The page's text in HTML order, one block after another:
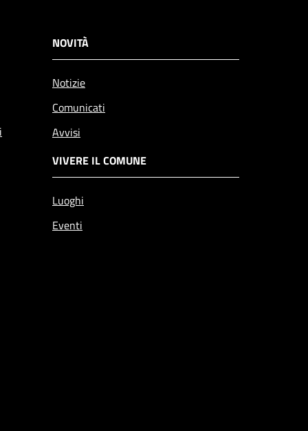
NOVITÀ
Notizie
Comunicati
Avvisi
VIVERE IL COMUNE
Luoghi
Eventi